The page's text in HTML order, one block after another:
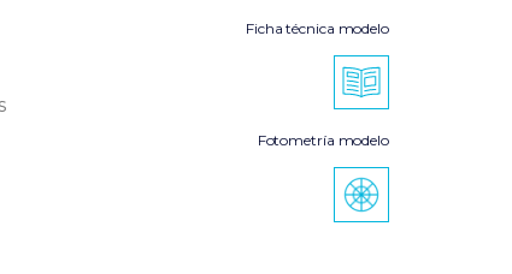
Ficha técnica modelo
Fotometría modelo